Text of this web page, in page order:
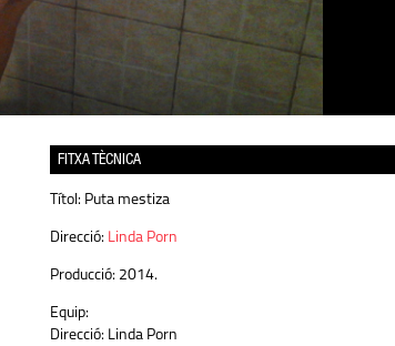
FITXA TÈCNICA
Títol: Puta mestiza
Direcció: Linda Porn
Producció: 2014.
Equip:
Direcció: Linda Porn